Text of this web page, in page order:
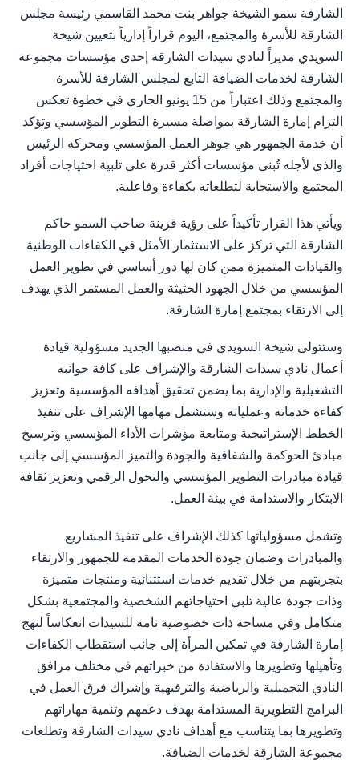
الشارقة سمو الشيخة جواهر بنت محمد القاسمي رئيسة مجلس
الشارقة للأسرة والمجتمع، اليوم قراراً إدارياً بتعيين شيخة
السويدي مديراً لنادي سيدات الشارقة إحدى مؤسسات مجموعة
الشارقة لخدمات الضيافة التابع لمجلس الشارقة للأسرة
والمجتمع وذلك اعتباراً من 15 يونيو الجاري في خطوة تعكس
التزام إمارة الشارقة بمواصلة مسيرة التطوير المؤسسي وتؤكد
أن خدمة الجمهور هي جوهر العمل المؤسسي ومحركه الرئيس
والذي لأجله تُبنى مؤسسات أكثر قدرة على تلبية احتياجات أفراد
المجتمع والاستجابة لتطلعاته بكفاءة وفاعلية.
ويأتي هذا القرار تأكيداً على رؤية قرينة صاحب السمو حاكم
الشارقة التي تركز على الاستثمار الأمثل في الكفاءات الوطنية
والقيادات المتميزة ممن كان لها دور أساسي في تطوير العمل
المؤسسي من خلال الجهود الحثيثة والعمل المستمر الذي يهدف
إلى الارتقاء بمجتمع إمارة الشارقة.
وستتولى شيخة السويدي في منصبها الجديد مسؤولية قيادة
أعمال نادي سيدات الشارقة والإشراف على كافة جوانبه
التشغيلية والإدارية بما يضمن تحقيق أهدافه المؤسسية وتعزيز
كفاءة خدماته وعملياته وستشمل مهامها الإشراف على تنفيذ
الخطط الإستراتيجية ومتابعة مؤشرات الأداء المؤسسي وترسيخ
مبادئ الحوكمة والشفافية والجودة والتميز المؤسسي إلى جانب
قيادة مبادرات التطوير المؤسسي والتحول الرقمي وتعزيز ثقافة
الابتكار والاستدامة في بيئة العمل.
وتشمل مسؤولياتها كذلك الإشراف على تنفيذ المشاريع
والمبادرات وضمان جودة الخدمات المقدمة للجمهور والارتقاء
بتجربتهم من خلال تقديم خدمات استثنائية ومنتجات متميزة
وذات جودة عالية تلبي احتياجاتهم الشخصية والمجتمعية بشكل
متكامل وفي مساحة ذات خصوصية تامة للسيدات انعكاساً لنهج
إمارة الشارقة في تمكين المرأة إلى جانب استقطاب الكفاءات
وتأهيلها وتطويرها والاستفادة من خبراتهم في مختلف مرافق
النادي التجميلية والرياضية والترفيهية وإشراك فرق العمل في
البرامج التطويرية المستدامة بهدف دعمهم وتنمية مهاراتهم
وتطويرها بما يتناسب مع أهداف نادي سيدات الشارقة وتطلعات
مجموعة الشارقة لخدمات الضيافة.